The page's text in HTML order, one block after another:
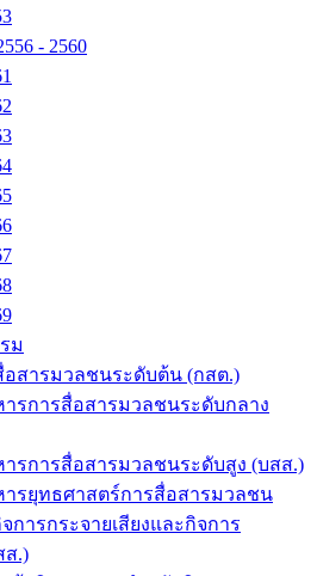
- 2560
ม
สารมวลชนระดับต้น (กสต.)
รการสื่อสารมวลชนระดับกลาง
รการสื่อสารมวลชนระดับสูง (บสส.)
รยุทธศาสตร์การสื่อสารมวลชน
การกระจายเสียงและกิจการ
ส.)